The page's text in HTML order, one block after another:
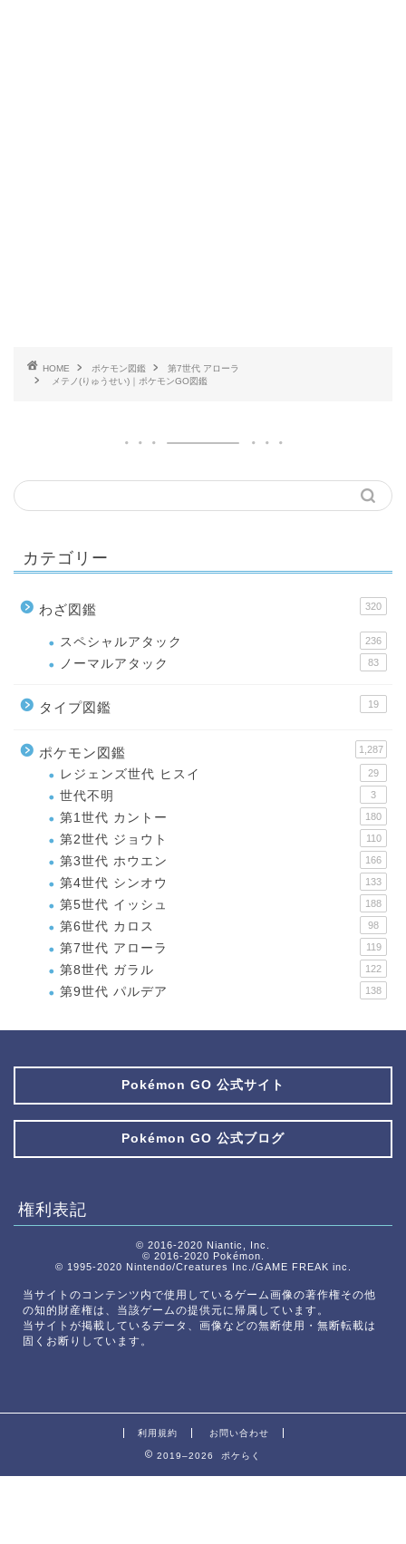
HOME ポケモン図鑑
第7世代 アローラ
メテノ(りゅうせい)｜ポケモンGO図鑑
カテゴリー
わざ図鑑 320
スペシャルアタック 236
ノーマルアタック 83
タイプ図鑑 19
ポケモン図鑑 1,287
レジェンズ世代 ヒスイ 29
世代不明 3
第1世代 カントー 180
第2世代 ジョウト 110
第3世代 ホウエン 166
第4世代 シンオウ 133
第5世代 イッシュ 188
第6世代 カロス 98
第7世代 アローラ 119
第8世代 ガラル 122
第9世代 パルデア 138
Pokémon GO 公式サイト
Pokémon GO 公式ブログ
権利表記
© 2016-2020 Niantic, Inc.
© 2016-2020 Pokémon.
© 1995-2020 Nintendo/Creatures Inc./GAME FREAK inc.
当サイトのコンテンツ内で使用しているゲーム画像の著作権その他
の知的財産権は、当該ゲームの提供元に帰属しています。
当サイトが掲載しているデータ、画像などの無断使用・無断転載は
固くお断りしています。
利用規約 お問い合わせ
2019–2026 ポケらく